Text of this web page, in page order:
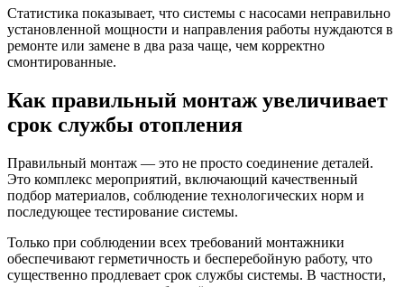
Статистика показывает, что системы с насосами неправильно
установленной мощности и направления работы нуждаются в
ремонте или замене в два раза чаще, чем корректно
смонтированные.
Как правильный монтаж увеличивает
срок службы отопления
Правильный монтаж — это не просто соединение деталей.
Это комплекс мероприятий, включающий качественный
подбор материалов, соблюдение технологических норм и
последующее тестирование системы.
Только при соблюдении всех требований монтажники
обеспечивают герметичность и бесперебойную работу, что
существенно продлевает срок службы системы. В частности,